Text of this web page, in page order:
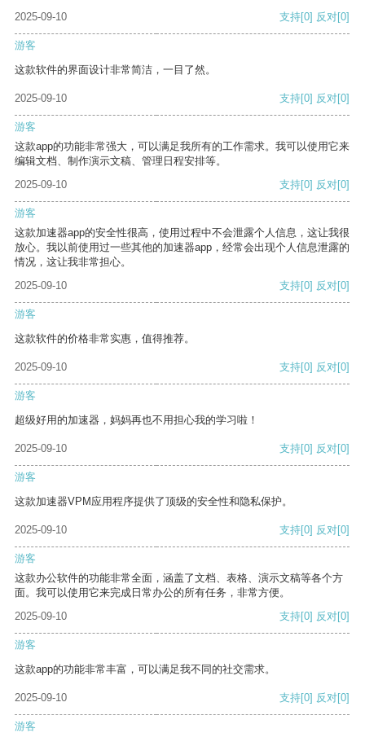
2025-09-10 支持[0] 反对[0]
游客
这款软件的界面设计非常简洁，一目了然。
2025-09-10 支持[0] 反对[0]
游客
这款app的功能非常强大，可以满足我所有的工作需求。我可以使用它来
编辑文档、制作演示文稿、管理日程安排等。
2025-09-10
支持[0] 反对[0]
游客
这款加速器app的安全性很高，使用过程中不会泄露个人信息，这让我很
放心。我以前使用过一些其他的加速器app，经常会出现个人信息泄露的
情况，这让我非常担心。
2025-09-10
支持[0] 反对[0]
游客
这款软件的价格非常实惠，值得推荐。
2025-09-10 支持[0] 反对[0]
游客
超级好用的加速器，妈妈再也不用担心我的学习啦！
2025-09-10 支持[0] 反对[0]
游客
这款加速器VPM应用程序提供了顶级的安全性和隐私保护。
2025-09-10 支持[0] 反对[0]
游客
这款办公软件的功能非常全面，涵盖了文档、表格、演示文稿等各个方
面。我可以使用它来完成日常办公的所有任务，非常方便。
2025-09-10
支持[0] 反对[0]
游客
这款app的功能非常丰富，可以满足我不同的社交需求。
2025-09-10 支持[0] 反对[0]
游客